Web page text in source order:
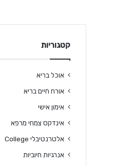
קטגוריות
אוכל בריא
אורח חיים בריא
אימון אישי
אינדקס צמחי מרפא
אלטרנטיבלי College
אנרגיות חיוביות